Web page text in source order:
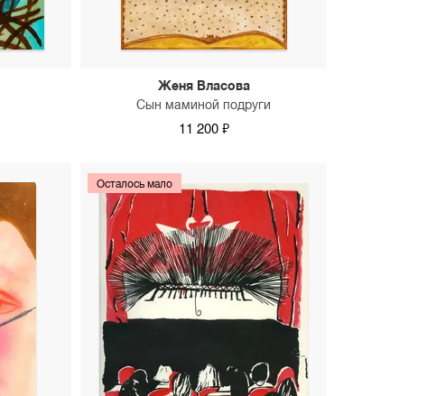
Женя Власова
Сын маминой подруги
11 200 ₽
Осталось мало